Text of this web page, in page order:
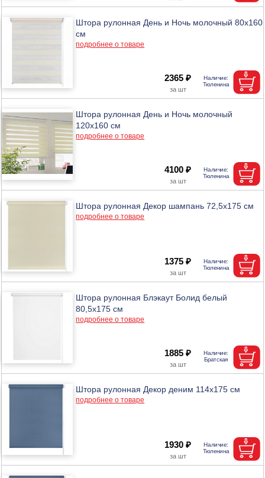
Штора рулонная День и Ночь молочный 80х160
см
подробнее о товаре
2365 ₽
Штора рулонная День и Ночь молочный
120х160 см
подробнее о товаре
4100 ₽
Штора рулонная Декор шампань 72,5х175 см
подробнее о товаре
1375 ₽
Штора рулонная Блэкаут Болид белый
80,5х175 см
подробнее о товаре
1885 ₽
Штора рулонная Декор деним 114х175 см
подробнее о товаре
1930 ₽